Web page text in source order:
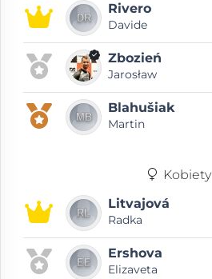
Rivero
Davide
Zbozień
Jarosław
Blahušiak
Martin
Kobiety
Litvajová
Radka
Ershova
Elizaveta